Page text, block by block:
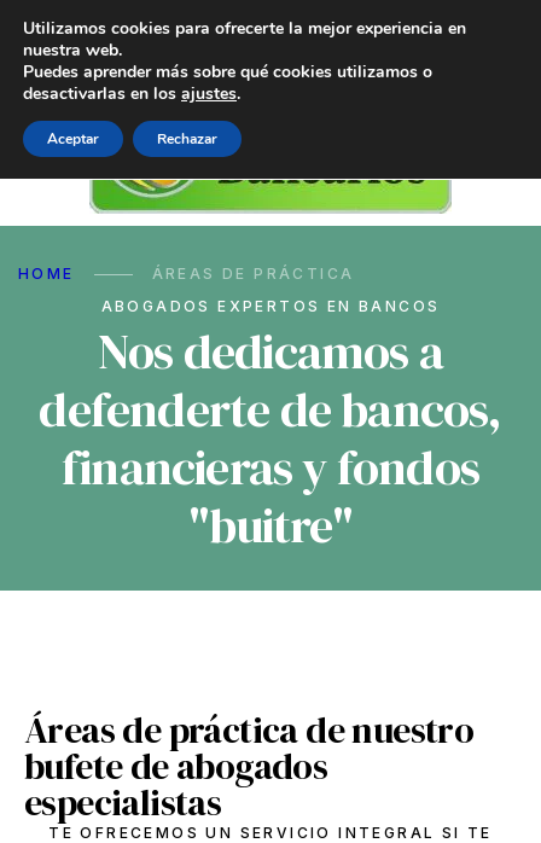
HOME
ÁREAS DE PRÁCTICA
ABOGADOS EXPERTOS EN BANCOS
Nos dedicamos a
defenderte de bancos,
financieras y fondos
"buitre"
Áreas de práctica de nuestro
bufete de abogados
especialistas
TE OFRECEMOS UN SERVICIO INTEGRAL SI TE
Utilizamos cookies para ofrecerte la mejor experiencia en
nuestra web.
Puedes aprender más sobre qué cookies utilizamos o
desactivarlas en los ajustes.
Aceptar Rechazar